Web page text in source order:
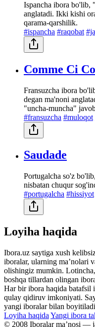
Ispancha ibora bo'lib,
anglatadi. Ikki kishi
qarama-qarshilik.
#ispancha #raqobat
Comme Ci
Fransuzcha ibora
degan ma'noni
"uncha-muncha"
#fransuzcha #muloqot
Saudade
Portugalcha so'z
nisbatan chuqur
#portugalcha #hissiyot
Loyiha haqida
Ibora.uz saytiga xush
iboralar, ularning maʼnolari
olishingiz mumkin.
boshqa tillardan olingan
Har bir ibora haqida batafsil
qulay qidiruv imkoniyati.
yangi iboralar bilan
Loyiha haqida Yangi ibora
© 2008 Iboralar maʼnosi —